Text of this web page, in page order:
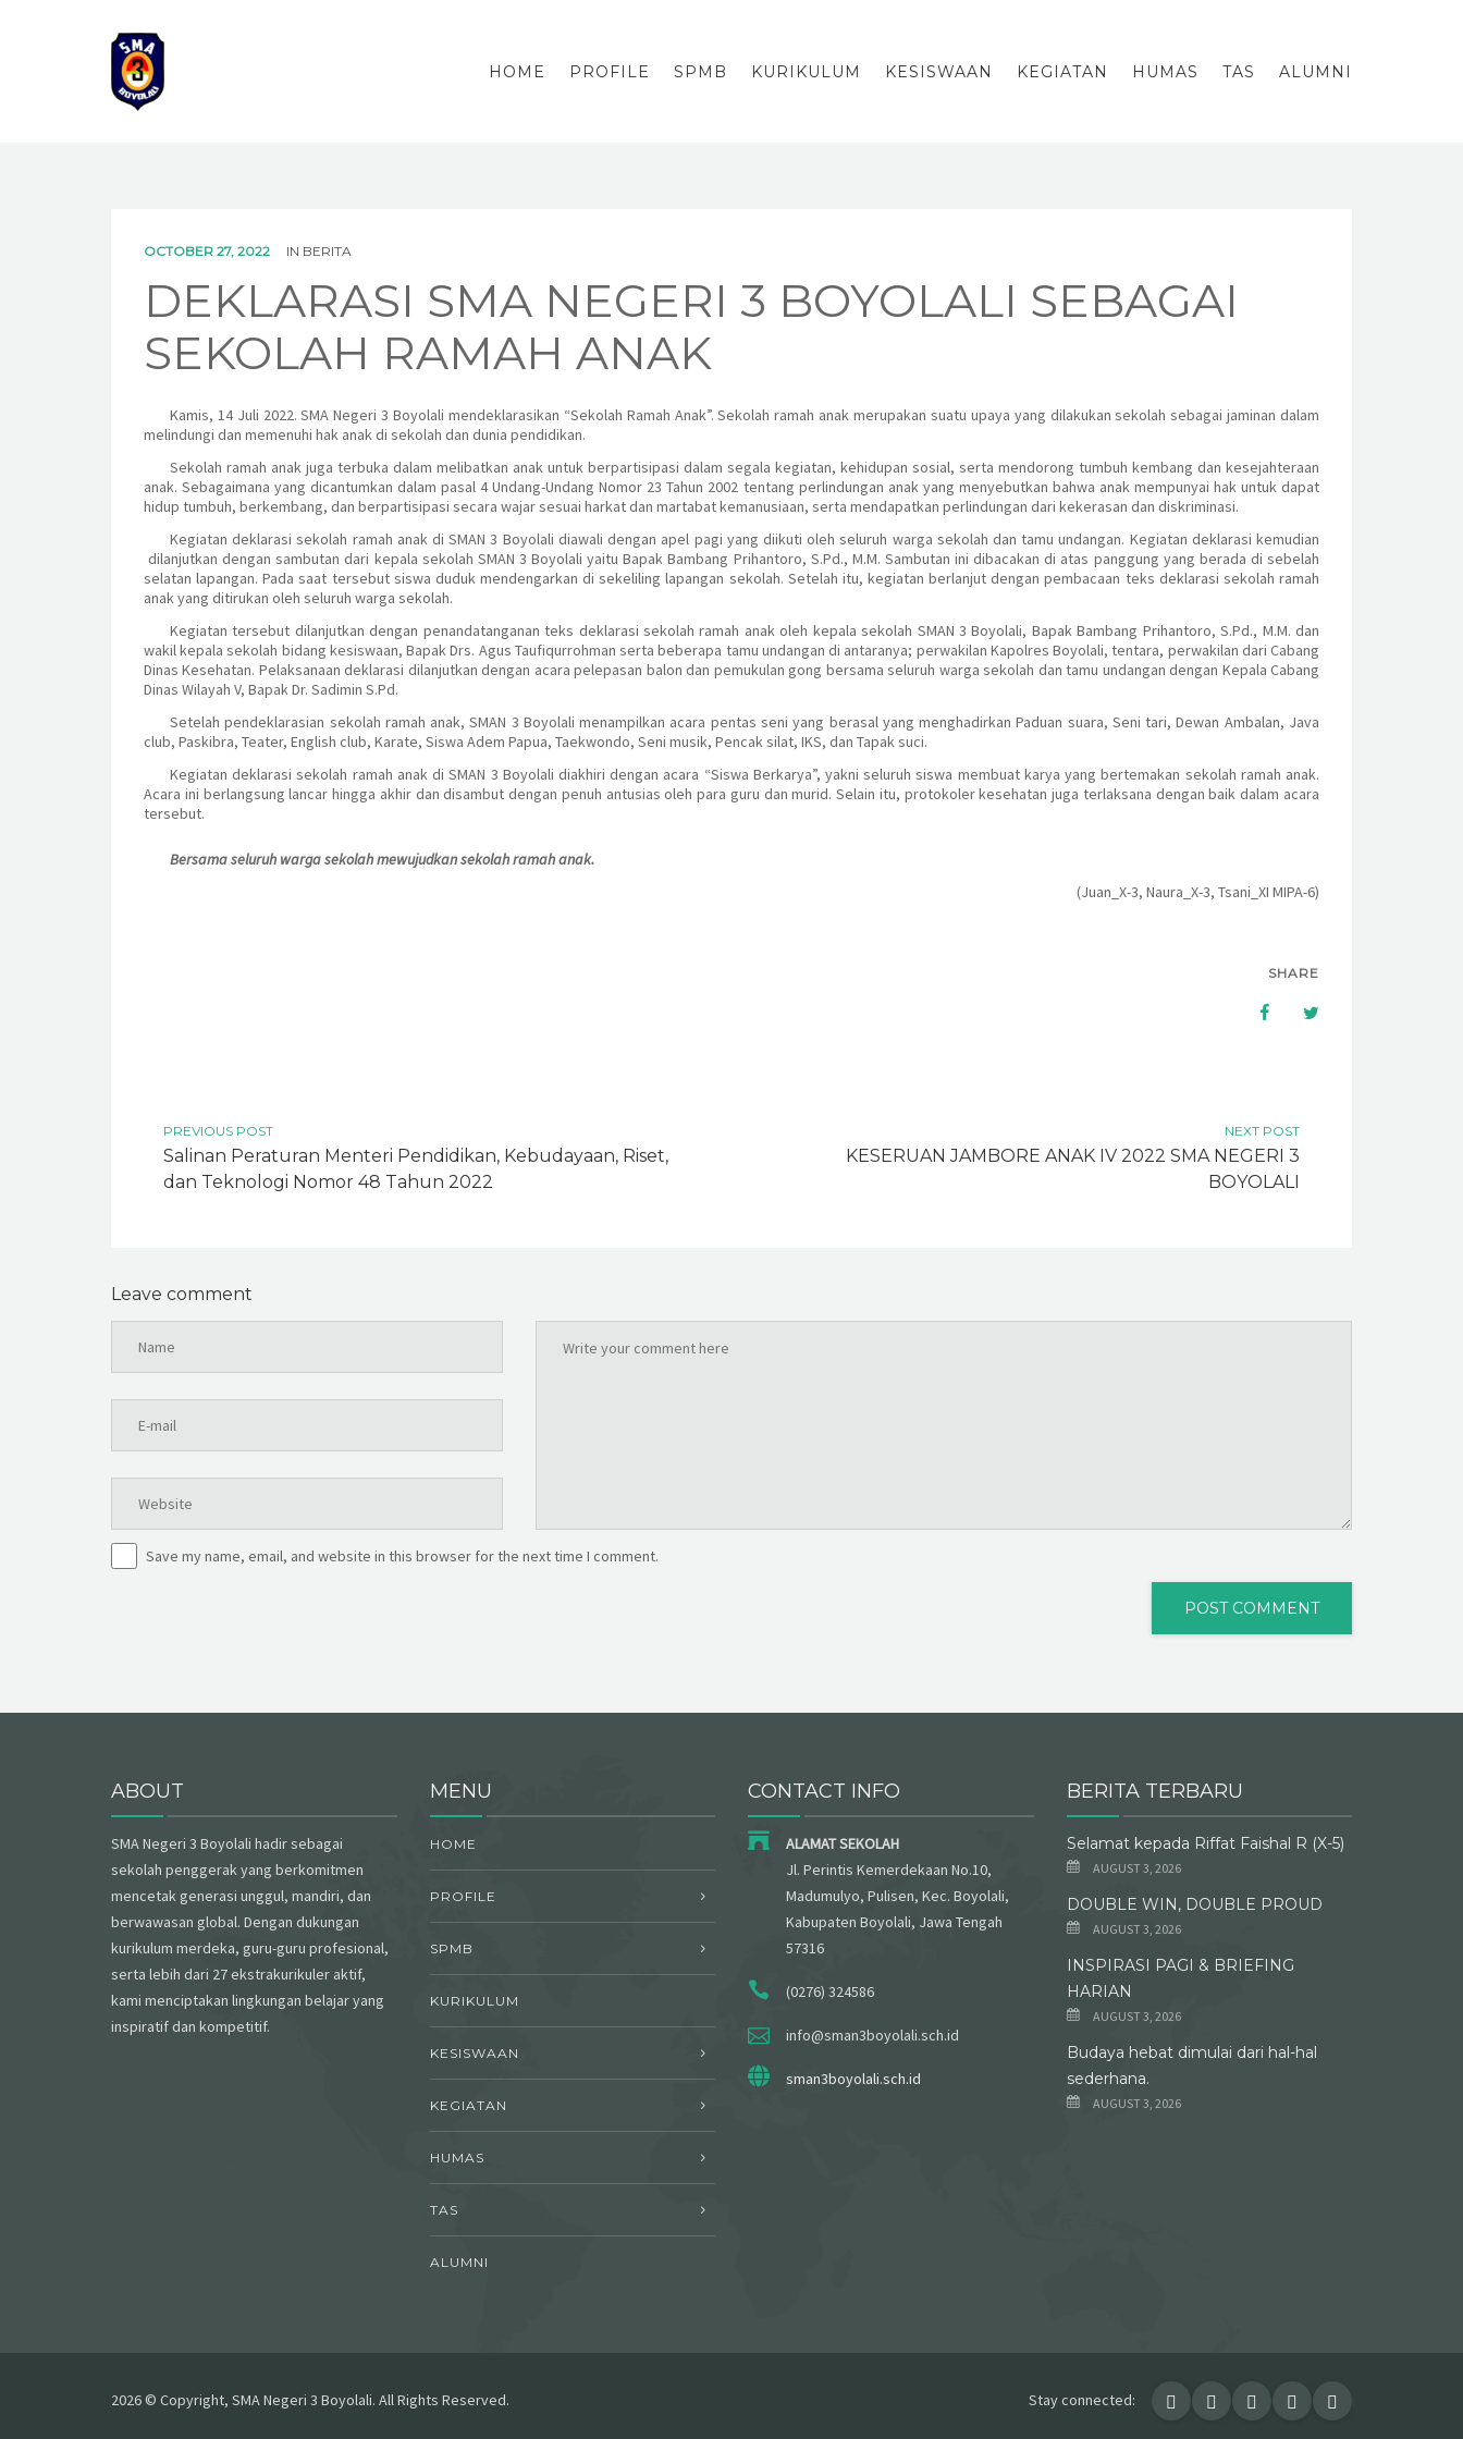
HOME PROFILE SPMB KURIKULUM KESISWAAN KEGIATAN HUMAS TAS ALUMNI
OCTOBER 27, 2022 IN BERITA
DEKLARASI SMA NEGERI 3 BOYOLALI SEBAGAI
SEKOLAH RAMAH ANAK
Kamis, 14 Juli 2022. SMA Negeri 3 Boyolali mendeklarasikan “Sekolah Ramah Anak”. Sekolah ramah anak merupakan suatu upaya yang dilakukan sekolah sebagai jaminan dalam
melindungi dan memenuhi hak anak di sekolah dan dunia pendidikan.
Sekolah ramah anak juga terbuka dalam melibatkan anak untuk berpartisipasi dalam segala kegiatan, kehidupan sosial, serta mendorong tumbuh kembang dan kesejahteraan
anak. Sebagaimana yang dicantumkan dalam pasal 4 Undang-Undang Nomor 23 Tahun 2002 tentang perlindungan anak yang menyebutkan bahwa anak mempunyai hak untuk dapat
hidup tumbuh, berkembang, dan berpartisipasi secara wajar sesuai harkat dan martabat kemanusiaan, serta mendapatkan perlindungan dari kekerasan dan diskriminasi.
Kegiatan deklarasi sekolah ramah anak di SMAN 3 Boyolali diawali dengan apel pagi yang diikuti oleh seluruh warga sekolah dan tamu undangan. Kegiatan deklarasi kemudian
dilanjutkan dengan sambutan dari kepala sekolah SMAN 3 Boyolali yaitu Bapak Bambang Prihantoro, S.Pd., M.M. Sambutan ini dibacakan di atas panggung yang berada di sebelah
selatan lapangan. Pada saat tersebut siswa duduk mendengarkan di sekeliling lapangan sekolah. Setelah itu, kegiatan berlanjut dengan pembacaan teks deklarasi sekolah ramah
anak yang ditirukan oleh seluruh warga sekolah.
Kegiatan tersebut dilanjutkan dengan penandatanganan teks deklarasi sekolah ramah anak oleh kepala sekolah SMAN 3 Boyolali, Bapak Bambang Prihantoro, S.Pd., M.M. dan
wakil kepala sekolah bidang kesiswaan, Bapak Drs. Agus Taufiqurrohman serta beberapa tamu undangan di antaranya; perwakilan Kapolres Boyolali, tentara, perwakilan dari Cabang
Dinas Kesehatan. Pelaksanaan deklarasi dilanjutkan dengan acara pelepasan balon dan pemukulan gong bersama seluruh warga sekolah dan tamu undangan dengan Kepala Cabang
Dinas Wilayah V, Bapak Dr. Sadimin S.Pd.
Setelah pendeklarasian sekolah ramah anak, SMAN 3 Boyolali menampilkan acara pentas seni yang berasal yang menghadirkan Paduan suara, Seni tari, Dewan Ambalan, Java
club, Paskibra, Teater, English club, Karate, Siswa Adem Papua, Taekwondo, Seni musik, Pencak silat, IKS, dan Tapak suci.
Kegiatan deklarasi sekolah ramah anak di SMAN 3 Boyolali diakhiri dengan acara “Siswa Berkarya”, yakni seluruh siswa membuat karya yang bertemakan sekolah ramah anak.
Acara ini berlangsung lancar hingga akhir dan disambut dengan penuh antusias oleh para guru dan murid. Selain itu, protokoler kesehatan juga terlaksana dengan baik dalam acara
tersebut.
Bersama seluruh warga sekolah mewujudkan sekolah ramah anak.
(Juan_X-3, Naura_X-3, Tsani_XI MIPA-6)
SHARE
PREVIOUS POST
Salinan Peraturan Menteri Pendidikan, Kebudayaan, Riset,
dan Teknologi Nomor 48 Tahun 2022
NEXT POST
KESERUAN JAMBORE ANAK IV 2022 SMA NEGERI 3
BOYOLALI
Leave comment
Save my name, email, and website in this browser for the next time I comment.
ABOUT
SMA Negeri 3 Boyolali hadir sebagai
sekolah penggerak yang berkomitmen
mencetak generasi unggul, mandiri, dan
berwawasan global. Dengan dukungan
kurikulum merdeka, guru-guru profesional,
serta lebih dari 27 ekstrakurikuler aktif,
kami menciptakan lingkungan belajar yang
inspiratif dan kompetitif.
MENU
HOME
PROFILE
SPMB
KURIKULUM
KESISWAAN
KEGIATAN
HUMAS
TAS
ALUMNI
CONTACT INFO
ALAMAT SEKOLAH
Jl. Perintis Kemerdekaan No.10,
Madumulyo, Pulisen, Kec. Boyolali,
Kabupaten Boyolali, Jawa Tengah
57316
(0276) 324586
info@sman3boyolali.sch.id
sman3boyolali.sch.id
BERITA TERBARU
Selamat kepada Riffat Faishal R (X-5)
AUGUST 3, 2026
DOUBLE WIN, DOUBLE PROUD
AUGUST 3, 2026
INSPIRASI PAGI & BRIEFING
HARIAN
AUGUST 3, 2026
Budaya hebat dimulai dari hal-hal
sederhana.
AUGUST 3, 2026
2026 © Copyright, SMA Negeri 3 Boyolali. All Rights Reserved. Stay connected: